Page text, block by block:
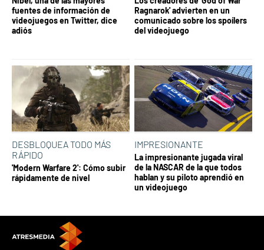
fuentes de información de
videojuegos en Twitter, dice
adiós
Ragnarok' advierten en un
comunicado sobre los spoílers
del videojuego
DESBLOQUEA TODO MÁS
RÁPIDO
'Modern Warfare 2': Cómo subir
rápidamente de nivel
IMPRESIONANTE
La impresionante jugada viral
de la NASCAR de la que todos
hablan y su piloto aprendió en
un videojuego